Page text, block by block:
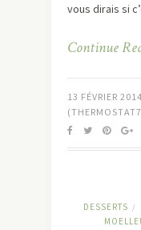
vous dirais si
Continue
13 FÉVRIER 2014
DESSERTS /